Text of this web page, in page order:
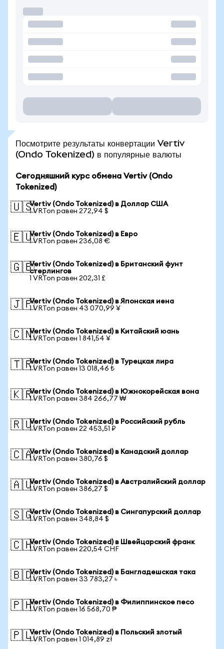
Посмотрите результаты конвертации Vertiv
(Ondo Tokenized) в популярные валюты
Сегодняшний курс обмена Vertiv (Ondo
Tokenized)
🇺🇸Vertiv (Ondo Tokenized) в Доллар США
1 VRTon равен 272,94 $
🇪🇺Vertiv (Ondo Tokenized) в Евро
1 VRTon равен 236,08 €
🇬🇧Vertiv (Ondo Tokenized) в Британский фунт
стерлингов
1 VRTon равен 202,31 £
🇯🇵Vertiv (Ondo Tokenized) в Японская иена
1 VRTon равен 43 070,99 ¥
🇨🇳Vertiv (Ondo Tokenized) в Китайский юань
1 VRTon равен 1 841,54 ¥
🇹🇷Vertiv (Ondo Tokenized) в Турецкая лира
1 VRTon равен 13 018,46 ₺
🇰🇷Vertiv (Ondo Tokenized) в Южнокорейская вона
1 VRTon равен 384 266,77 ₩
🇷🇺Vertiv (Ondo Tokenized) в Российский рубль
1 VRTon равен 22 453,51 ₽
🇨🇦Vertiv (Ondo Tokenized) в Канадский доллар
1 VRTon равен 380,76 $
🇦🇺Vertiv (Ondo Tokenized) в Австралийский доллар
1 VRTon равен 386,27 $
🇸🇬Vertiv (Ondo Tokenized) в Сингапурский доллар
1 VRTon равен 348,84 $
🇨🇭Vertiv (Ondo Tokenized) в Швейцарский франк
1 VRTon равен 220,54 CHF
🇧🇩Vertiv (Ondo Tokenized) в Бангладешская така
1 VRTon равен 33 783,27 ৳
🇵🇭Vertiv (Ondo Tokenized) в Филиппинское песо
1 VRTon равен 16 568,70 ₱
🇵🇱Vertiv (Ondo Tokenized) в Польский злотый
1 VRTon равен 1 014,89 zł